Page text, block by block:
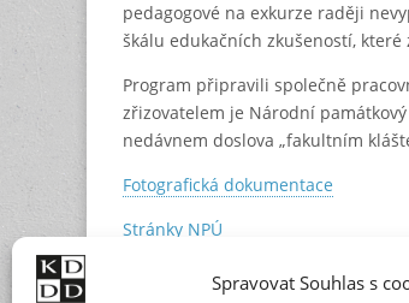
Spravovat Souhlas s
pedagogové na exkurze raději
škálu edukačních zkušeností,
Program připravili společně
zřizovatelem je Národní
nedávnem doslova „fakultním
Fotografická dokumentace
Stránky NPÚ